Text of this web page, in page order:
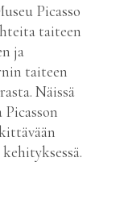
Picasso
taiteen
ja
taiteen
Näissä